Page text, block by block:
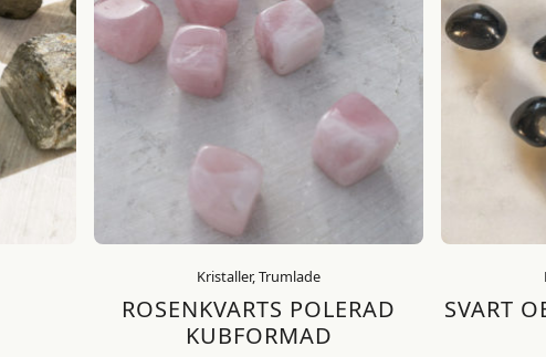
Kristaller, Trumlade
ROSENKVARTS POLERAD
KUBFORMAD
SVART